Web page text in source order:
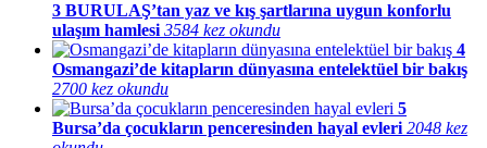
3 BURULAŞ’tan yaz ve kış şartlarına uygun konforlu
ulaşım hamlesi 3584 kez okundu
4
Osmangazi’de kitapların dünyasına entelektüel bir bakış
2700 kez okundu
5
Bursa’da çocukların penceresinden hayal evleri 2048 kez